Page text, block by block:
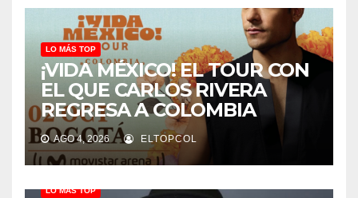
LO MÁS TOP
¡VIDA MÉXICO! EL TOUR CON
EL QUE CARLOS RIVERA
REGRESA A COLOMBIA
AGO 4, 2026 ELTOPCOL
LO MÁS TOP